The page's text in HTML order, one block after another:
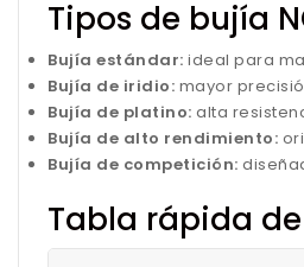
Tipos de bujía
Bujía estándar: ideal para
Bujía de iridio: mayor
Bujía de platino: alta
Bujía de alto rendimiento:
Bujía de competición:
Tabla rápida